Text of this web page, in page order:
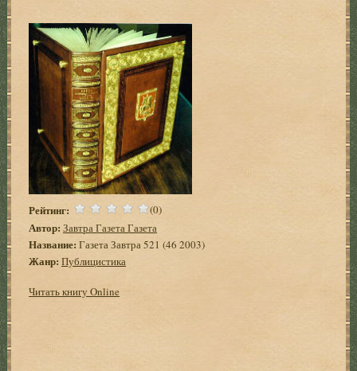
Рейтинг: (0)
Автор: Завтра Газета Газета
Название: Газета Завтра 521 (46 2003)
Жанр: Публицистика
Читать книгу Online